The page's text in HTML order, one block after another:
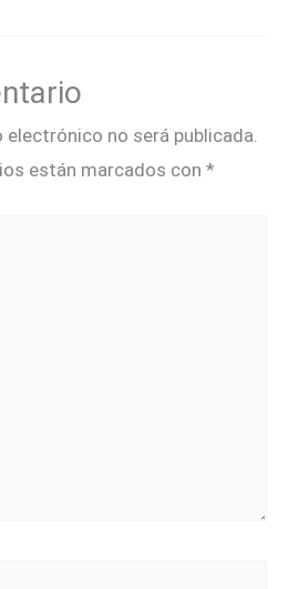
no será publicada.
están marcados con *